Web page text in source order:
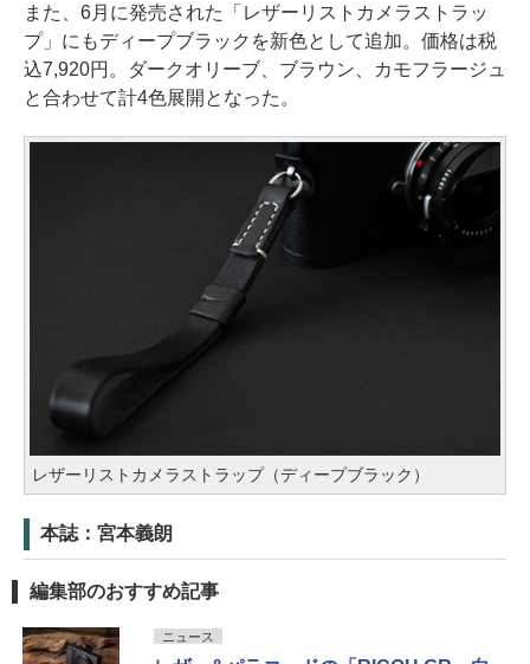
また、6月に発売された「レザーリストカメラストラッ
プ」にもディープブラックを新色として追加。価格は税
込7,920円。ダークオリーブ、ブラウン、カモフラージュ
と合わせて計4色展開となった。
レザーリストカメラストラップ（ディープブラック）
本誌：宮本義朗
編集部のおすすめ記事
ニュース